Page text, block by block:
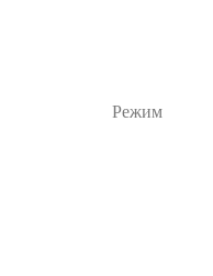
Режим